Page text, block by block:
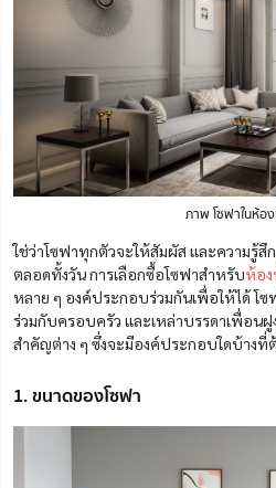
ภาพ โซฟาในห้อ
ใช่ว่าโซฟาทุกตัวจะให้สัมผัส และความรู้
ตลอดทั้งวัน การเลือกซื้อโซฟาสำหรับห้อง
หลาย ๆ องค์ประกอบร่วมกันเพื่อให้ได้ โ
ร่วมกับครอบครัว และเหล่าบรรดาเพื่อนฝู
สำคัญต่าง ๆ ซึ่งจะมีองค์ประกอบใดบ้าง
1. ขนาดของโซฟา